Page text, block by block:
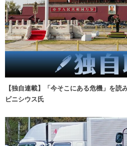
【独自連載】「今そこにある危機」を
ビニシウス氏